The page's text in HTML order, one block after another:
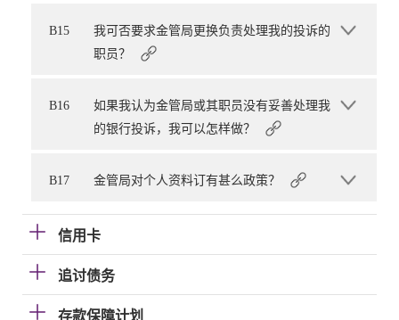
B15
我可否要求金管局更换负责处理我的投诉的
职员？
B16
如果我认为金管局或其职员没有妥善处理我
的银行投诉，我可以怎样做？
B17 金管局对个人资料订有甚么政策？
信用卡
追讨债务
存款保障计划